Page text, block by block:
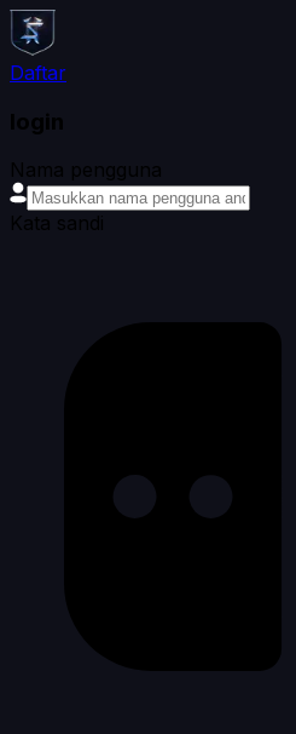
Daftar
login
Nama pengguna
Kata sandi